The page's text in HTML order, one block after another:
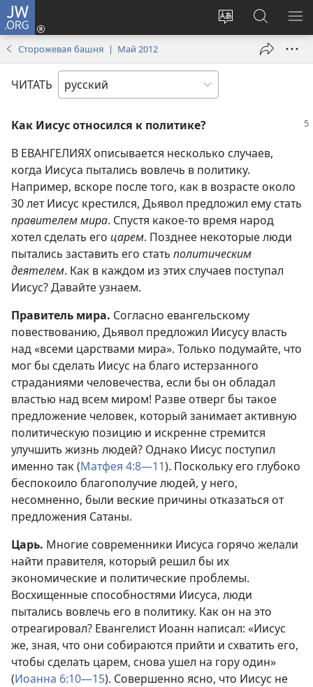
JW.ORG
Изменить
Войти
(открывается
окне)
Поиск
по
jw.org
Сторожевая башня | Май 2012
ЧИТАТЬ
Как Иисус относился к политике?
В ЕВАНГЕЛИЯХ описывается несколько случаев,
когда Иисуса пытались вовлечь в политику.
Например, вскоре после того, как в возрасте около
30 лет Иисус крестился, Дьявол предложил ему стать
правителем мира. Спустя какое-то время народ
хотел сделать его царем. Позднее некоторые люди
пытались заставить его стать политическим
деятелем. Как в каждом из этих случаев поступал
Иисус? Давайте узнаем.
Правитель мира. Согласно евангельскому
повествованию, Дьявол предложил Иисусу власть
над «всеми царствами мира». Только подумайте, что
мог бы сделать Иисус на благо истерзанного
страданиями человечества, если бы он обладал
властью над всем миром! Разве отверг бы такое
предложение человек, который занимает активную
политическую позицию и искренне стремится
улучшить жизнь людей? Однако Иисус поступил
именно так (Матфея 4:8—11). Поскольку его глубоко
беспокоило благополучие людей, у него,
несомненно, были веские причины отказаться от
предложения Сатаны.
Царь. Многие современники Иисуса горячо желали
найти правителя, который решил бы их
экономические и политические проблемы.
Восхищенные способностями Иисуса, люди
пытались вовлечь его в политику. Как он на это
отреагировал? Евангелист Иоанн написал: «Иисус
же, зная, что они собираются прийти и схватить его,
чтобы сделать царем, снова ушел на гору один»
(Иоанна 6:10—15). Совершенно ясно, что Иисус не